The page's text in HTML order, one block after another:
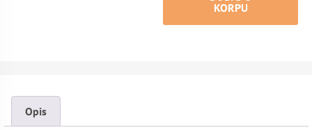
KORPU
Opis